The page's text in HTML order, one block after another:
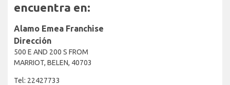
encuentra en:
Alamo Emea Franchise
Dirección
500 E AND 200 S FROM
MARRIOT, BELEN, 40703
Tel: 22427733